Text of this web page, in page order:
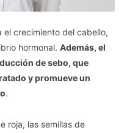
el crecimiento del cabello,
hormonal. Además, el
de sebo, que
y promueve un
.
roja, las semillas de